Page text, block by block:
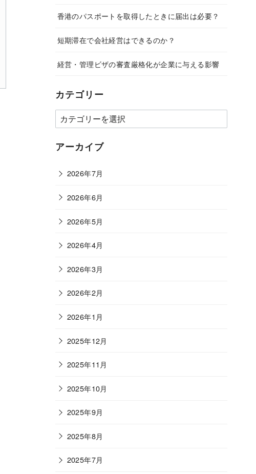
香港のパスポートを取得したときに届出は必要？
短期滞在で会社経営はできるのか？
経営・管理ビザの審査厳格化が企業に与える影響
カテゴリー
カ
テ
ゴ
ー
アーカイブ
2026年7月
2026年6月
2026年5月
2026年4月
2026年3月
2026年2月
2026年1月
2025年12月
2025年11月
2025年10月
2025年9月
2025年8月
2025年7月